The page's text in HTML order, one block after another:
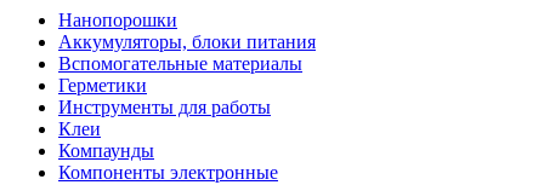
Нанопорошки
Аккумуляторы, блоки питания
Вспомогательные материалы
Герметики
Инструменты для работы
Клеи
Компаунды
Компоненты электронные